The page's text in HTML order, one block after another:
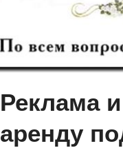
Реклама
аренду